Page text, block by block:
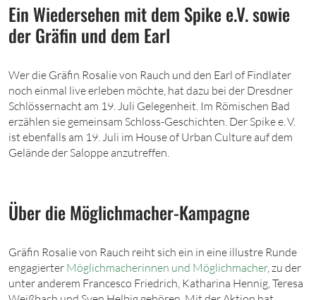
Ein Wiedersehen mit dem Spike e.V. sowie
der Gräfin und dem Earl
Wer die Gräfin Rosalie von Rauch und den Earl of Findlater
noch einmal live erleben möchte, hat dazu bei der Dresdner
Schlössernacht am 19. Juli Gelegenheit. Im Römischen Bad
erzählen sie gemeinsam Schloss-Geschichten. Der Spike e. V.
ist ebenfalls am 19. Juli im House of Urban Culture auf dem
Gelände der Saloppe anzutreffen.
Über die Möglichmacher-Kampagne
Gräfin Rosalie von Rauch reiht sich ein in eine illustre Runde
engagierter Möglichmacherinnen und Möglichmacher, zu der
unter anderem Francesco Friedrich, Katharina Hennig, Teresa